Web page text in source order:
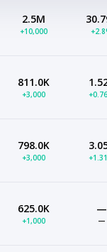
2.5M
+10,000
811.0K
+3,000
798.0K
+3,000
625.0K
+1,000
—
—